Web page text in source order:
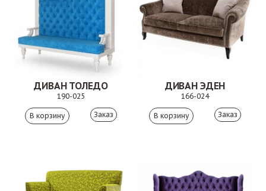
ДИВАН ТОЛЕДО
190-025
Заказ
ДИВАН ЭДЕН
166-024
Заказ